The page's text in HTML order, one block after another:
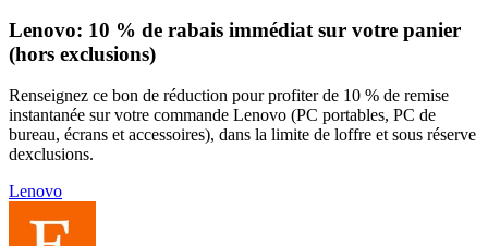
Lenovo: 10 % de rabais immédiat sur votre panier
(hors exclusions)
Renseignez ce bon de réduction pour profiter de 10 % de remise
instantanée sur votre commande Lenovo (PC portables, PC de
bureau, écrans et accessoires), dans la limite de loffre et sous réserve
dexclusions.
Lenovo